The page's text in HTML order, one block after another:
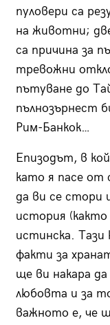
пуловери са
на животни;
са причина за
тревожни
пътуване до
пълнозърнест
Рим-Банкок…
Епизодът, в
като я пасе от
да ви се стори
история (както
истинска. Тази
факти за
ще ви накара
любовта и за
важното е, че